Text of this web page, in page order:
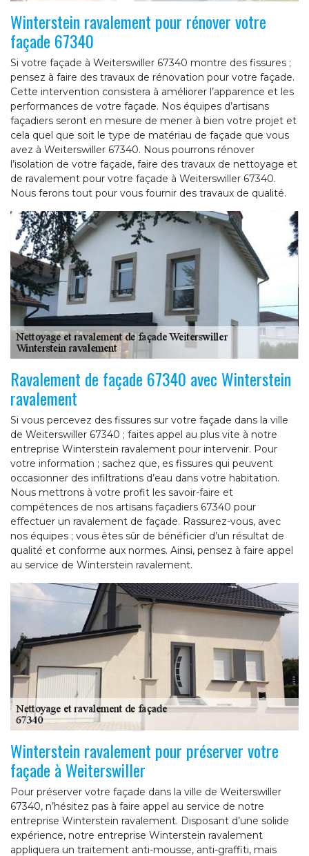
Winterstein ravalement pour rénover votre
façade 67340
Si votre façade à Weiterswiller 67340 montre des fissures ;
pensez à faire des travaux de rénovation pour votre façade.
Cette intervention consistera à améliorer l’apparence et les
performances de votre façade. Nos équipes d’artisans
façadiers seront en mesure de mener à bien votre projet et
cela quel que soit le type de matériau de façade que vous
avez à Weiterswiller 67340. Nous pourrons rénover
l’isolation de votre façade, faire des travaux de nettoyage et
de ravalement pour votre façade à Weiterswiller 67340.
Nous ferons tout pour vous fournir des travaux de qualité.
Ravalement de façade 67340 avec Winterstein
ravalement
Si vous percevez des fissures sur votre façade dans la ville
de Weiterswiller 67340 ; faites appel au plus vite à notre
entreprise Winterstein ravalement pour intervenir. Pour
votre information ; sachez que, es fissures qui peuvent
occasionner des infiltrations d’eau dans votre habitation.
Nous mettrons à votre profit les savoir-faire et
compétences de nos artisans façadiers 67340 pour
effectuer un ravalement de façade. Rassurez-vous, avec
nos équipes ; vous êtes sûr de bénéficier d’un résultat de
qualité et conforme aux normes. Ainsi, pensez à faire appel
au service de Winterstein ravalement.
Winterstein ravalement pour préserver votre
façade à Weiterswiller
Pour préserver votre façade dans la ville de Weiterswiller
67340, n’hésitez pas à faire appel au service de notre
entreprise Winterstein ravalement. Disposant d’une solide
expérience, notre entreprise Winterstein ravalement
appliquera un traitement anti-mousse, anti-graffiti, mais